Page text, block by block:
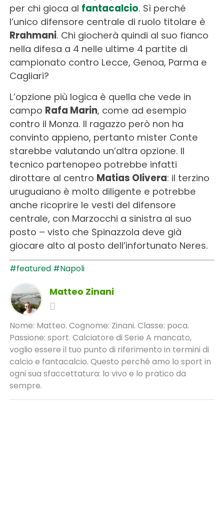
per chi gioca al fantacalcio. Sì perché
l’unico difensore centrale di ruolo titolare è
Rrahmani. Chi giocherà quindi al suo fianco
nella difesa a 4 nelle ultime 4 partite di
campionato contro Lecce, Genoa, Parma e
Cagliari?
L’opzione più logica è quella che vede in
campo Rafa Marin, come ad esempio
contro il Monza. Il ragazzo però non ha
convinto appieno, pertanto mister Conte
starebbe valutando un’altra opzione. Il
tecnico partenopeo potrebbe infatti
dirottare al centro Matias Olivera: il terzino
uruguaiano è molto diligente e potrebbe
anche ricoprire le vesti del difensore
centrale, con Marzocchi a sinistra al suo
posto – visto che Spinazzola deve già
giocare alto al posto dell’infortunato Neres.
#featured #Napoli
Matteo Zinani
Nome: Matteo. Cognome: Zinani. Classe: poca.
Passione: sport. Calciatore di Serie A mancato,
voglio essere il tuo punto di riferimento in termini di
calcio e fantacalcio. Questo perché amo lo sport in
ogni sua sfaccettatura: lo vivo e lo pratico da
sempre.